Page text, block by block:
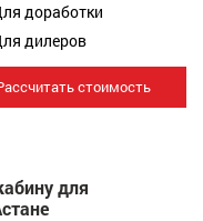
доработки
дилеров
стоимость
для